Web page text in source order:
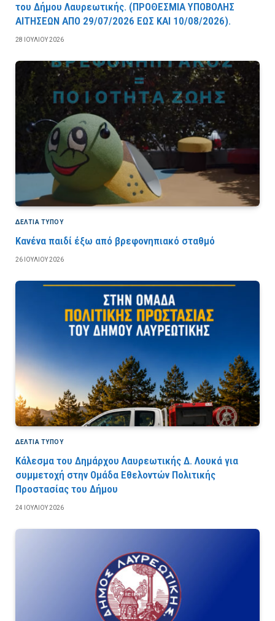
του Δήμου Λαυρεωτικής. (ΠPOΘEΣMIA YΠOBOΛHΣ
AITHΣEΩN AΠO 29/07/2026 EΩΣ KAI 10/08/2026).
28 ΙΟΥΛΊΟΥ 2026
ΔΕΛΤΙΑ ΤΥΠΟΥ
Κανένα παιδί έξω από βρεφονηπιακό σταθμό
26 ΙΟΥΛΊΟΥ 2026
ΔΕΛΤΙΑ ΤΥΠΟΥ
Κάλεσμα του Δημάρχου Λαυρεωτικής Δ. Λουκά για
συμμετοχή στην Ομάδα Εθελοντών Πολιτικής
Προστασίας του Δήμου
24 ΙΟΥΛΊΟΥ 2026